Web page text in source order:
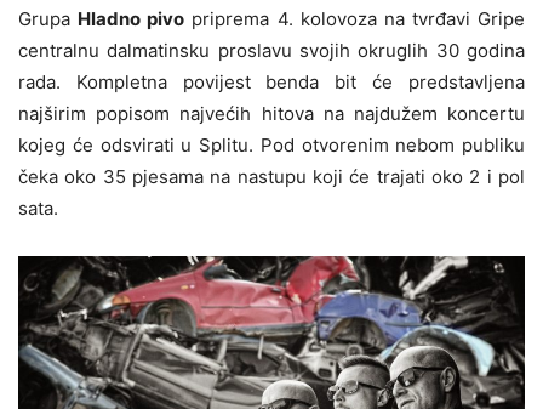
Grupa Hladno pivo priprema 4. kolovoza na tvrđavi Gripe
centralnu dalmatinsku proslavu svojih okruglih 30 godina
rada. Kompletna povijest benda bit će predstavljena
najširim popisom najvećih hitova na najdužem koncertu
kojeg će odsvirati u Splitu. Pod otvorenim nebom publiku
čeka oko 35 pjesama na nastupu koji će trajati oko 2 i pol
sata.